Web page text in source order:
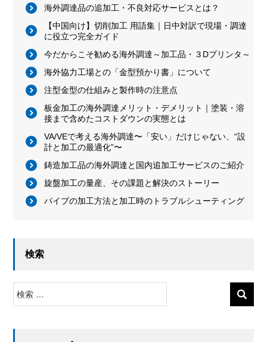
海外調達品の追加工・不良対応サービスとは？
【中国向け】切削加工 用語集｜日中対訳で現場・調達
に役立つ完全ガイド
今だからこそ勧める海外調達～加工品・３Dプリンタ～
海外協力工場との「金型預かり書」について
注型金型の仕組みと製作時の注意点
板金加工の海外調達メリット・デメリット｜塗装・溶
接まで含めたコストダウンの実態とは
VA/VEで考える海外調達〜「安い」だけじゃない、“設
計と加工の最適化”〜
鋳造加工品の海外調達と国内追加工サービスのご紹介
旋盤加工の量産、その課題と解決のストーリー
パイプの加工方法と加工時のトラブルシューティング
検索
索